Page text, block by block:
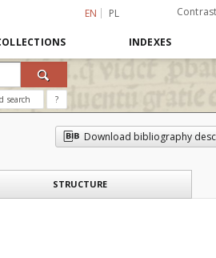
EN PL Contrast
INDEXES
search ?
Download bibliography
STRUCTURE